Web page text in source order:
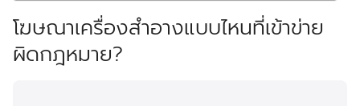
โฆษณาเครื่องสำอางแบบไหนที่เข้าข่าย
ผิดกฎหมาย?